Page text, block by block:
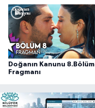
Doğanın Kanunu 8.Bölüm
Fragmanı